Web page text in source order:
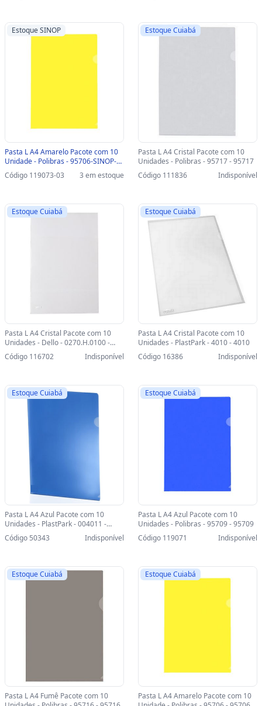
Estoque SINOP
Pasta L A4 Amarelo Pacote com 10
Unidade - Polibras - 95706-SINOP-
03 - 95706
Código 119073-03 3 em estoque
Estoque Cuiabá
Pasta L A4 Cristal Pacote com 10
Unidades - Polibras - 95717 - 95717
Código 111836
Indisponível
Estoque Cuiabá
Pasta L A4 Cristal Pacote com 10
Unidades - Dello - 0270.H.0100 -
0270.H.0100
Código 116702 Indisponível
Estoque Cuiabá
Pasta L A4 Cristal Pacote com 10
Unidades - PlastPark - 4010 - 4010
Código 16386
Indisponível
Estoque Cuiabá
Pasta L A4 Azul Pacote com 10
Unidades - PlastPark - 004011 -
004011
Código 50343 Indisponível
Estoque Cuiabá
Pasta L A4 Azul Pacote com 10
Unidades - Polibras - 95709 - 95709
Código 119071
Indisponível
Estoque Cuiabá
Pasta L A4 Fumê Pacote com 10
Estoque Cuiabá
Pasta L A4 Amarelo Pacote com 10